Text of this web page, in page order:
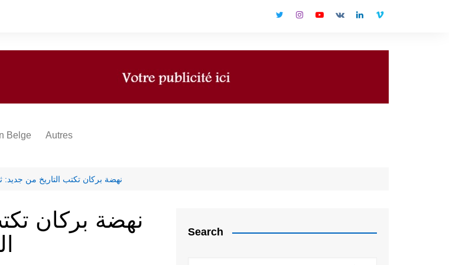
Belge Autres
نهضة بركان تكتب التاريخ من جديد:
نهضة بركان
Search